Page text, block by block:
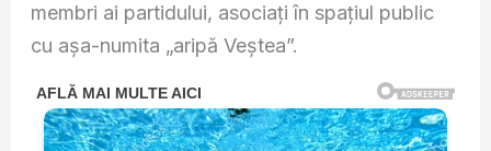
membri ai partidului, asociați în spațiul public
cu așa-numita „aripă Veștea”.